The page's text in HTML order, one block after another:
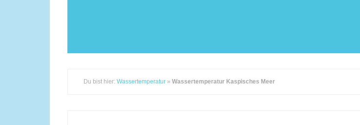
Du bist hier: Wassertemperatur » Wassertemperatur Kaspisches Meer